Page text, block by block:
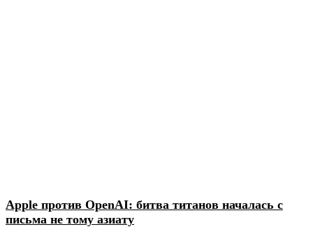
Apple против OpenAI: битва титанов началась с
письма не тому азиату